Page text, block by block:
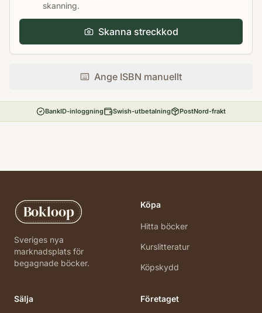
skanning.
Skanna streckkod
Ange ISBN manuellt
BankID-inloggning Swish-utbetalning PostNord-frakt
Bokloop
Sveriges nya
marknadsplats för
begagnade böcker.
Köpa
Hitta böcker
Kurslitteratur
Köpskydd
Sälja Företaget